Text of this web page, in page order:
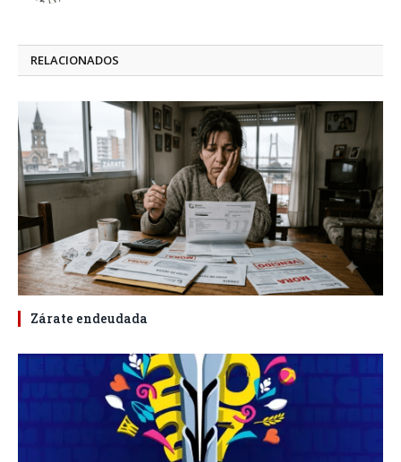
RELACIONADOS
Zárate endeudada